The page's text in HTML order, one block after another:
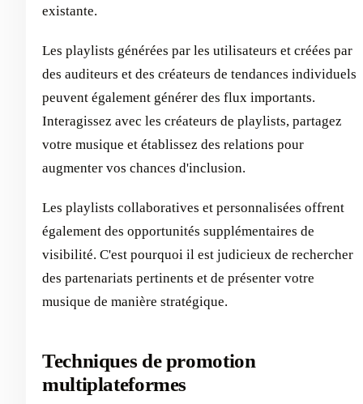
existante.
Les playlists générées par les utilisateurs et créées par
des auditeurs et des créateurs de tendances individuels
peuvent également générer des flux importants.
Interagissez avec les créateurs de playlists, partagez
votre musique et établissez des relations pour
augmenter vos chances d'inclusion.
Les playlists collaboratives et personnalisées offrent
également des opportunités supplémentaires de
visibilité. C'est pourquoi il est judicieux de rechercher
des partenariats pertinents et de présenter votre
musique de manière stratégique.
Techniques de promotion
multiplateformes